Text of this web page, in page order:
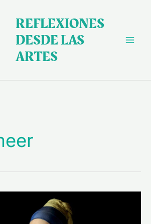
REFLEXIONES
DESDE LAS
ARTES